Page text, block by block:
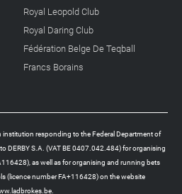
Royal Leopold Club
Royal Daring Club
Fédération Belge De Teqball
Francs Borains
institution responding to the Federal Department of
DERBY S.A. (VAT BE 0407.042.484) for organising
as well as for organising and running bets
(licence number FA+116428) on the website